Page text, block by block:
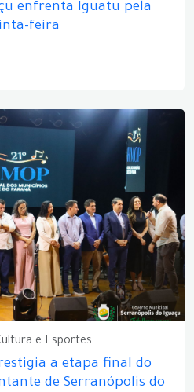
enfrenta Iguatu pela
feira
e Esportes
a etapa final do
de Serranópolis do